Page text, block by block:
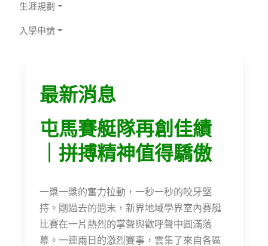
生涯規劃
入學申請
最新消息
屯馬賽艇隊再創佳績
｜拼搏精神值得驕傲
一槳一槳的奮力拉動，一秒一秒的咬牙堅
持。剛過去的週末，新界地域學界室內賽艇
比賽在一片熱烈的掌聲與歡呼聲中圓滿落
幕。一連兩日的激烈賽事，雲集了來自各區